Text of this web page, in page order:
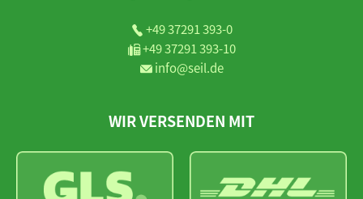
+49 37291 393-0
+49 37291 393-10
info@seil.de
WIR VERSENDEN MIT